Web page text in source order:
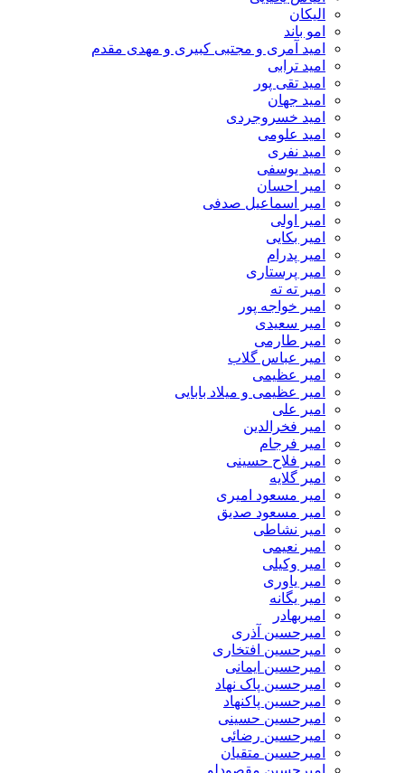
الیکان
امو باند
امید آمری و مجتبی کبیری و مهدى مقدم
امید ترابی
امید تقی پور
امید جهان
امید خسروجردی
امید علومی
امید نفری
امید یوسفی
امیر احسان
امیر اسماعیل صدفی
امیر اولی
امیر بکایی
امیر پدرام
امیر پرستاری
امیر ته ته
امیر خواجه پور
امیر سعیدی
امیر طارمی
امیر عباس گلاب
امیر عظیمی
امیر عظیمی و میلاد بابایی
امیر علی
امیر فخرالدین
امیر فرجام
امیر فلاح حسینی
امیر گلایه
امیر مسعود امیری
امیر مسعود صدیق
امیر نشاطی
امیر نعیمی
امیر وکیلی
امیر یاوری
امیر یگانه
امیربهادر
امیرحسین آذری
امیرحسین افتخاری
امیرحسین ایمانی
امیرحسین پاک نهاد
امیرحسین پاکنهاد
امیرحسین حسینی
امیرحسین رضائی
امیرحسین متقیان